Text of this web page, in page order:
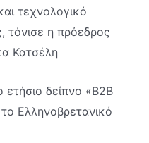
τεχνολογικό
τόνισε η πρόεδρος
Κατσέλη
δείπνο «B2B
Ελληνοβρετανικό